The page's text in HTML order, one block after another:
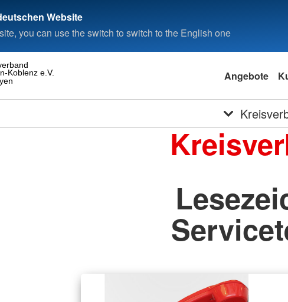
Website
you can use the switch to switch to the English one
Koblenz e.V. Angebote